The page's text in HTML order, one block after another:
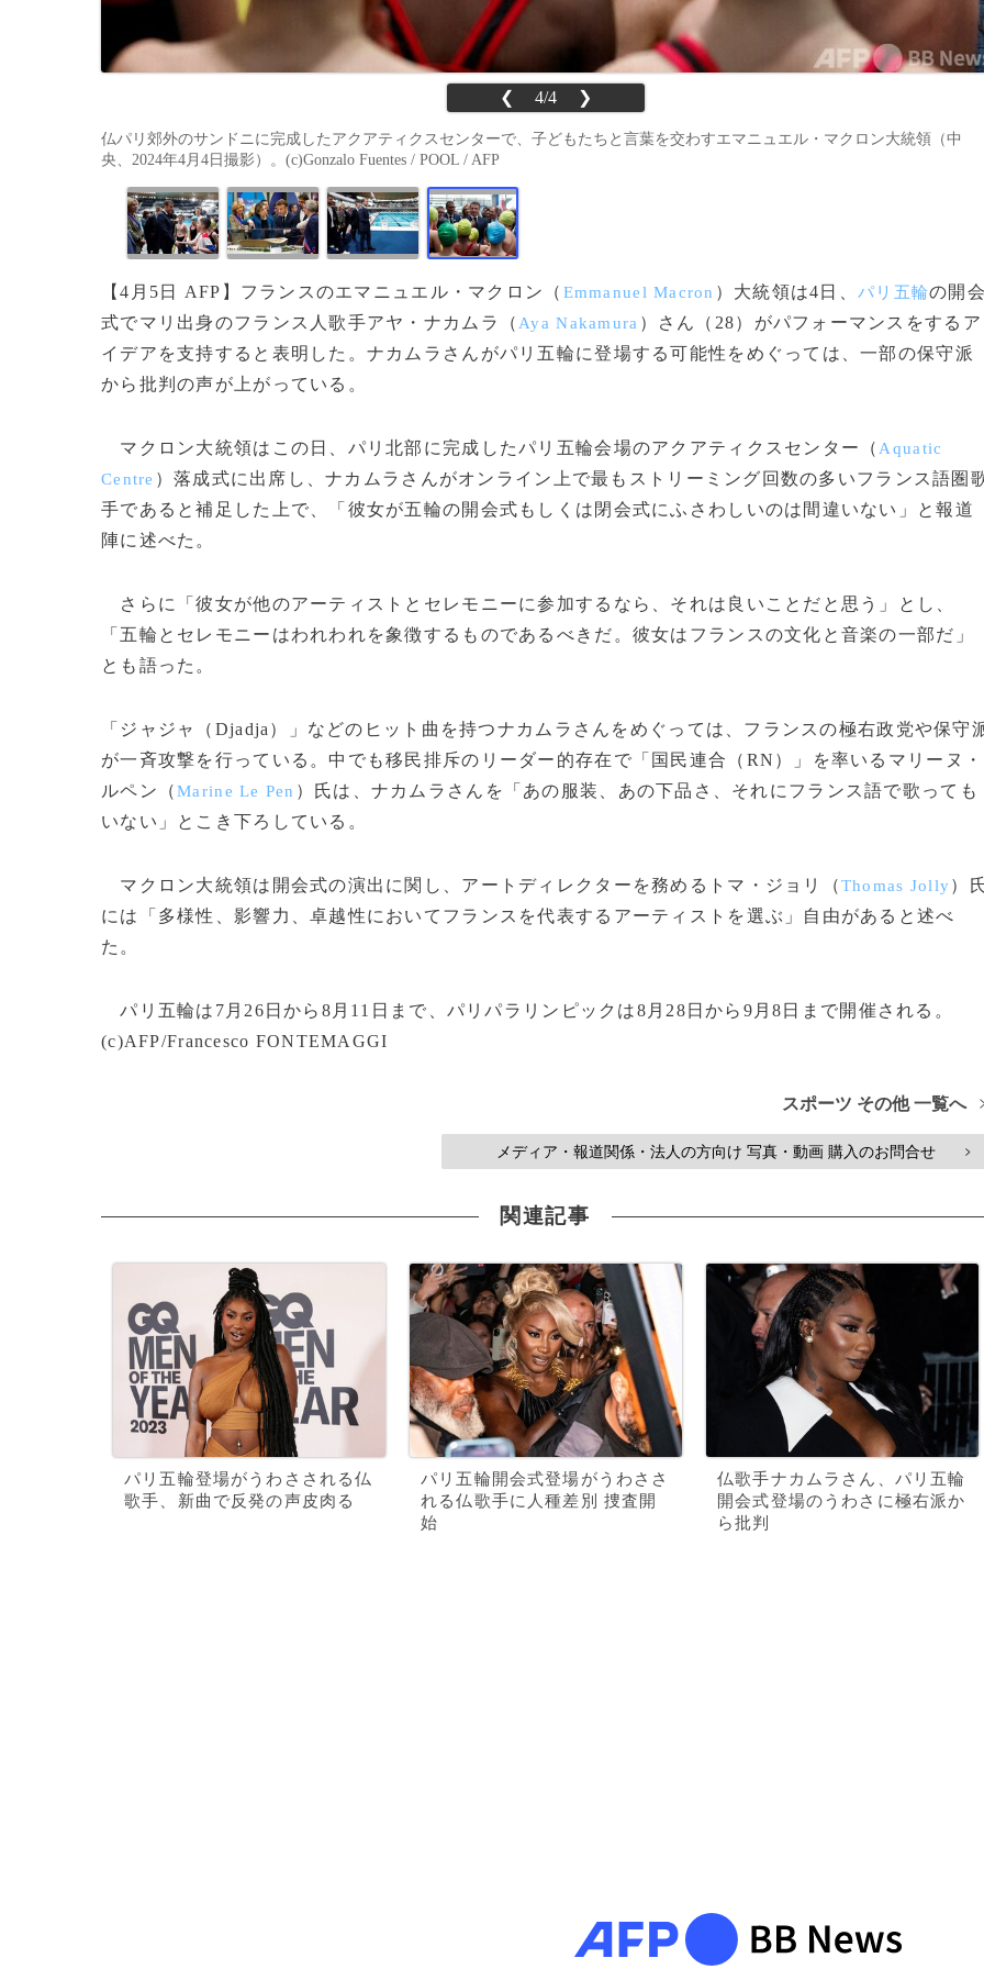
❮ 4/4 ❯
仏パリ郊外のサンドニに完成したアクアティクスセンターで、子どもたちと言葉を交わすエマニュエル・マクロン大統領（中
央、2024年4月4日撮影）。(c)Gonzalo Fuentes / POOL / AFP
【4月5日 AFP】フランスのエマニュエル・マクロン（ Emmanuel Macron ）大統領は4日、パリ五輪の開
式でマリ出身のフランス人歌手アヤ・ナカムラ（ Aya Nakamura ）さん（28）がパフォーマンスをするア
イデアを支持すると表明した。ナカムラさんがパリ五輪に登場する可能性をめぐっては、一部の保守派
から批判の声が上がっている。
マクロン大統領はこの日、パリ北部に完成したパリ五輪会場のアクアティクスセンター（ Aquatic
Centre ）落成式に出席し、ナカムラさんがオンライン上で最もストリーミング回数の多いフランス語圏
手であると補足した上で、「彼女が五輪の開会式もしくは閉会式にふさわしいのは間違いない」と報道
陣に述べた。
さらに「彼女が他のアーティストとセレモニーに参加するなら、それは良いことだと思う」とし、
「五輪とセレモニーはわれわれを象徴するものであるべきだ。彼女はフランスの文化と音楽の一部だ」
とも語った。
「ジャジャ（Djadja）」などのヒット曲を持つナカムラさんをめぐっては、フランスの極右政党や保守
が一斉攻撃を行っている。中でも移民排斥のリーダー的存在で「国民連合（RN）」を率いるマリーヌ・
ルペン（Marine Le Pen ）氏は、ナカムラさんを「あの服装、あの下品さ、それにフランス語で歌っても
いない」とこき下ろしている。
マクロン大統領は開会式の演出に関し、アートディレクターを務めるトマ・ジョリ（Thomas Jolly）
には「多様性、影響力、卓越性においてフランスを代表するアーティストを選ぶ」自由があると述べ
た。
パリ五輪は7月26日から8月11日まで、パリパラリンピックは8月28日から9月8日まで開催される。
(c)AFP/Francesco FONTEMAGGI
スポーツ その他 一覧へ
メディア・報道関係・法人の方向け 写真・動画 購入のお問合せ >
関連記事
パリ五輪登場がうわさされる仏
歌手、新曲で反発の声皮肉る
パリ五輪開会式登場がうわささ
れる仏歌手に人種差別 捜査開
始
仏歌手ナカムラさん、パリ五輪
開会式登場のうわさに極右派か
ら批判